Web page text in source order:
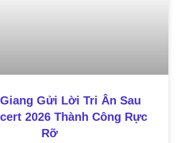
Gửi Lời Tri Ân Sau
2026 Thành Công Rực
Rỡ